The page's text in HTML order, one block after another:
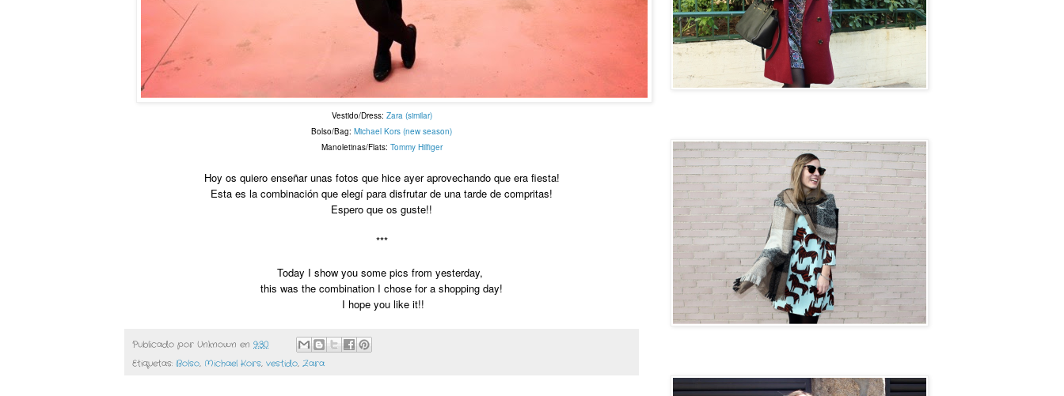
Vestido/Dress: Zara (similar)
Bolso/Bag: Michael Kors (new season)
Manoletinas/Flats: Tommy Hilfiger
Hoy os quiero enseñar unas fotos que hice ayer aprovechando que era fiesta!
Esta es la combinación que elegí para disfrutar de una tarde de compritas!
Espero que os guste!!
***
Today I show you some pics from yesterday,
this was the combination I chose for a shopping day!
I hope you like it!!
Publicado por Unknown en 9:30
Etiquetas: Bolso, Michael Kors, vestido, Zara